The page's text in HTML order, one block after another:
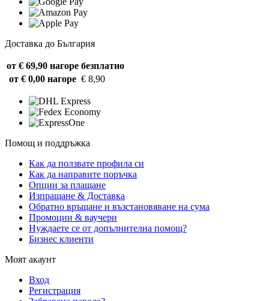
Доставка до България
от € 69,90 нагоре безплатно
от € 0,00 нагоре € 8,90
Помощ и поддръжка
Как да ползвате профила си
Как да направите поръчка
Опции за плащане
Изпращане & Доставка
Обратно връщане и възстановяване на сума
Промоции & ваучери
Нуждаете се от допълнителна помощ?
Бизнес клиенти
Моят акаунт
Вход
Регистрация